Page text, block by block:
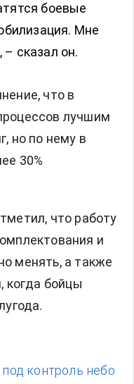
боевые
Мне
– сказал он.
что в
лучшим
но по нему в
30%
что работу
и
менять, а также
когда бойцы
под контроль небо